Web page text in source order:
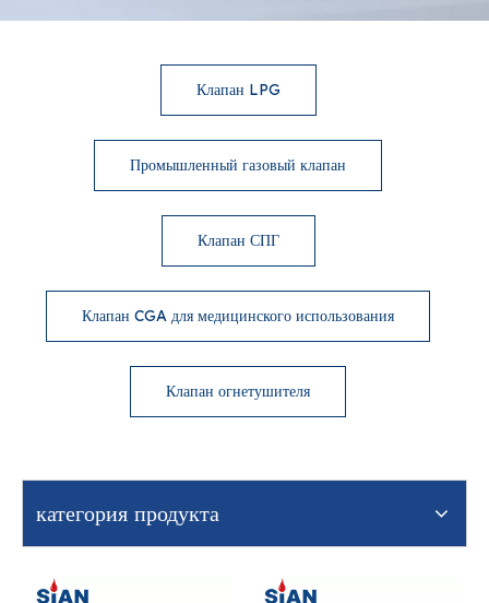
Клапан LPG
Промышленный газовый клапан
Клапан СПГ
Клапан CGA для медицинского использования
Клапан огнетушителя
категория продукта